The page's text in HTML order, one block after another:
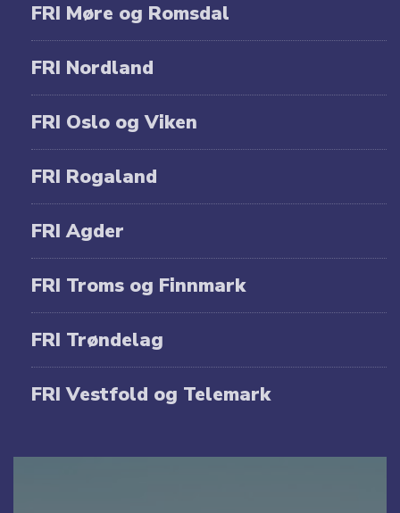
FRI Møre og Romsdal
FRI Nordland
FRI Oslo og Viken
FRI Rogaland
FRI Agder
FRI Troms og Finnmark
FRI Trøndelag
FRI Vestfold og Telemark